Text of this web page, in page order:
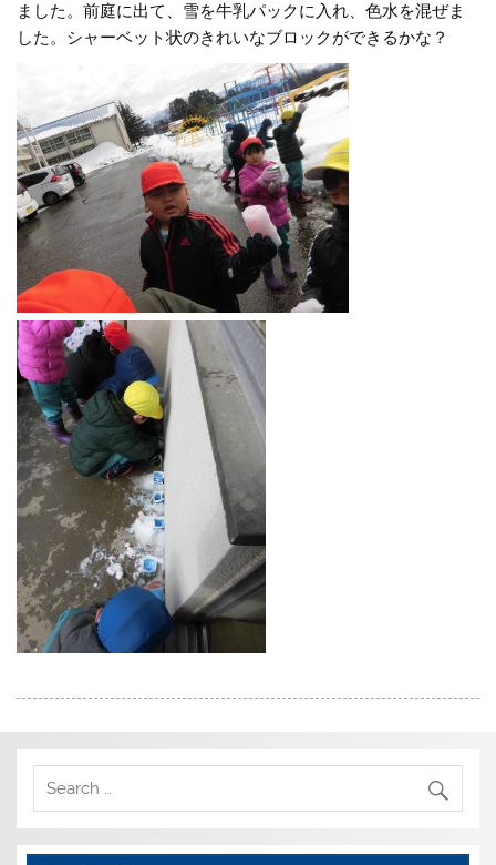
ました。前庭に出て、雪を牛乳パックに入れ、色水を混ぜま
した。シャーベット状のきれいなブロックができるかな？